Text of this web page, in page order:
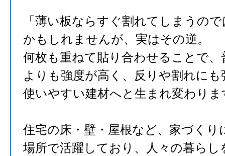
「薄い板ならすぐ割れてしまうの
かもしれませんが、実はその逆。
何枚も重ねて貼り合わせることで、
よりも強度が高く、反りや割れに
使いやすい建材へと生まれ変わりま
住宅の床・壁・屋根など、家づくり
場所で活躍しており、人々の暮らし